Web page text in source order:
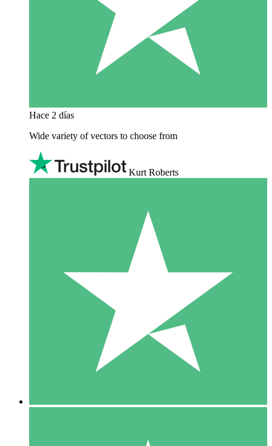
Hace 2 días
Wide variety of vectors to choose from
Kurt Roberts